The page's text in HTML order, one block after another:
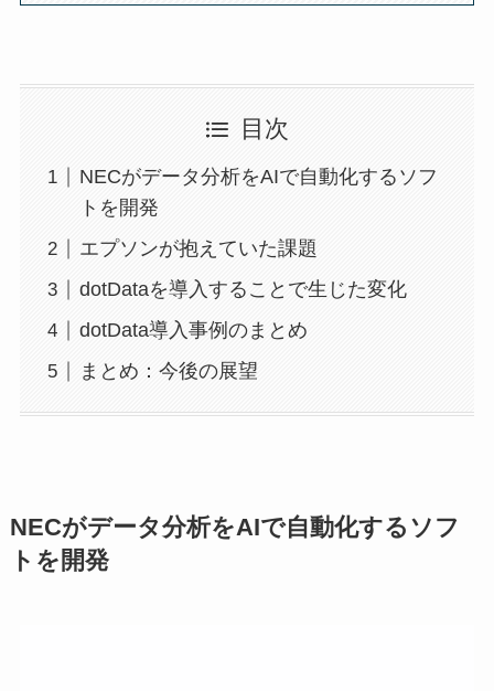
目次
NECがデータ分析をAIで自動化するソフ
トを開発
エプソンが抱えていた課題
dotDataを導入することで生じた変化
dotData導入事例のまとめ
まとめ：今後の展望
NECがデータ分析をAIで自動化するソフ
トを開発